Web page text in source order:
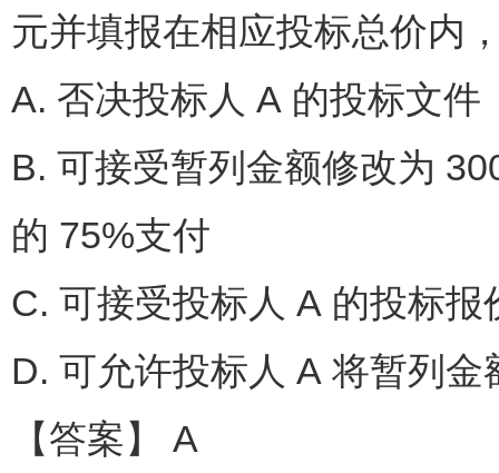
元并填报在相应投标总价内
A. 否决投标人 A 的投标文件
B. 可接受暂列金额修改为
的 75%支付
C. 可接受投标人 A 的投标报
D. 可允许投标人 A 将暂列
【答案】 A